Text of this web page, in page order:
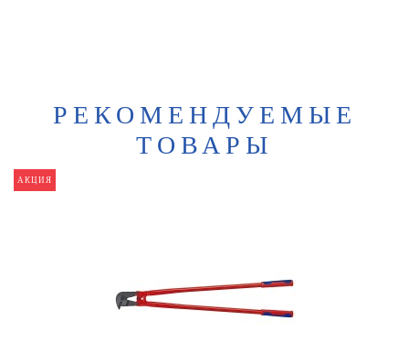
РЕКОМЕНДУЕМЫЕ
ТОВАРЫ
АКЦИЯ